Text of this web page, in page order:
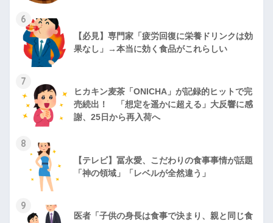
6
【必見】専門家「疲労回復に栄養ドリンクは効
果なし」→本当に効く食品がこれらしい
7
ヒカキン麦茶「ONICHA」が記録的ヒットで完
売続出！ 「想定を遥かに超える」大反響に感
謝、25日から再入荷へ
8
【テレビ】冨永愛、こだわりの食事事情が話題
「神の領域」「レベルが全然違う」
9
医者「子供の身長は食事で決まり、親と同じ食